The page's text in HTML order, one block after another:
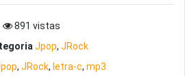
891 vistas
Jpop, JRock
, JRock, letra-c, mp3